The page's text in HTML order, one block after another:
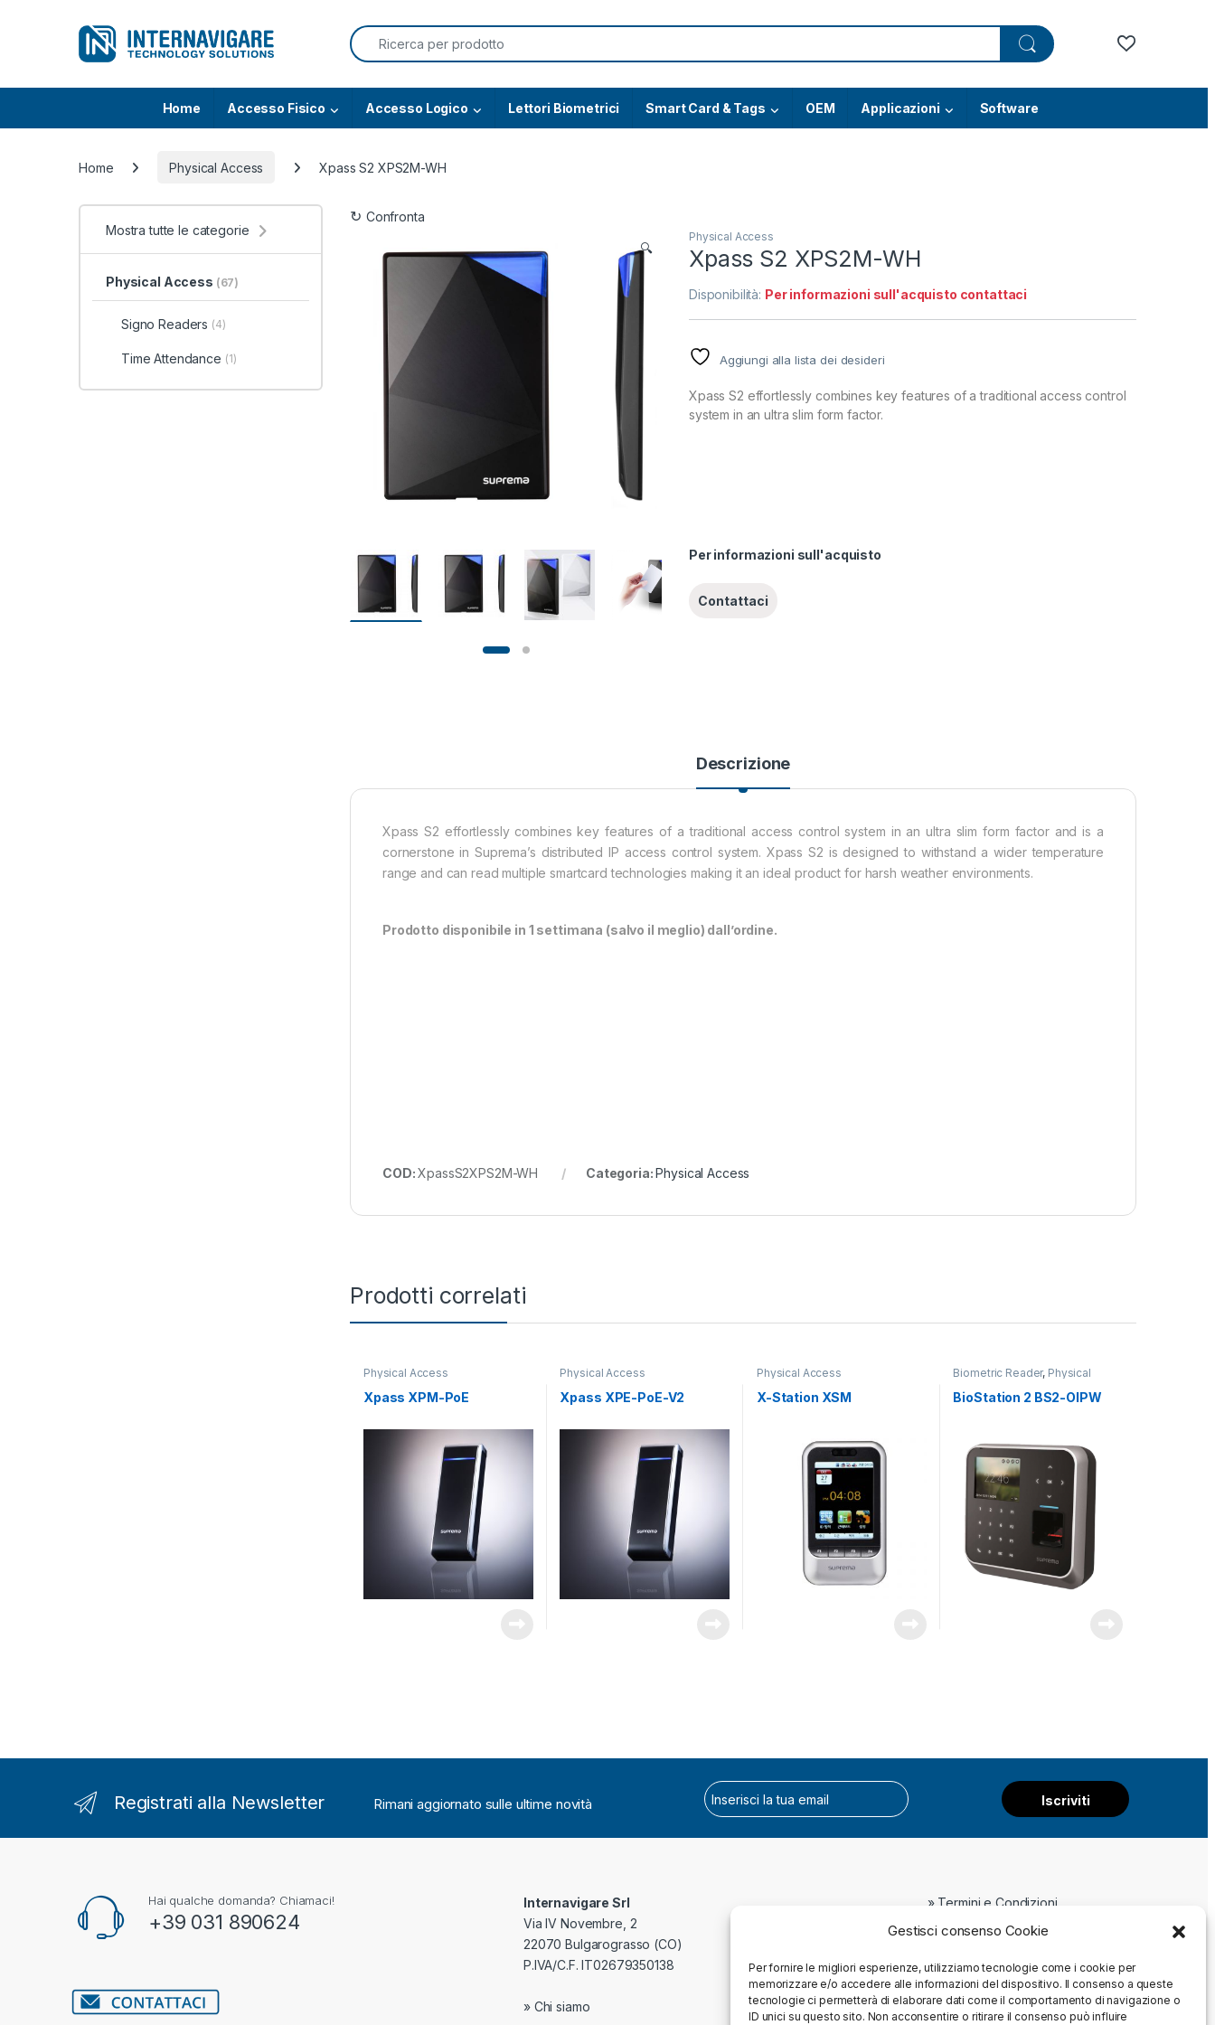
Gestisci consenso Cookie
Per fornire le migliori esperienze, utilizziamo tecnologie come i cookie per
memorizzare e/o accedere alle informazioni del dispositivo. Il consenso a queste
tecnologie ci permetterà di elaborare dati come il comportamento di navigazione o
ID unici su questo sito. Non acconsentire o ritirare il consenso può influire
Search for:
Home Accesso Fisico Accesso Logico Lettori Biometrici Smart Card & Tags OEM Applicazioni Software
Home Physical Access Xpass S2 XPS2M-WH
Confronta
🔍
Physical Access
Xpass S2 XPS2M-WH
Disponibilità: Per informazioni sull'acquisto contattaci
Aggiungi alla lista dei desideri
Xpass S2 effortlessly combines key features of a traditional access control
system in an ultra slim form factor.
Per informazioni sull'acquisto
Descrizione
Xpass S2 effortlessly combines key features of a traditional access control system in an ultra slim form factor and is a
cornerstone in Suprema’s distributed IP access control system. Xpass S2 is designed to withstand a wider temperature
range and can read multiple smartcard technologies making it an ideal product for harsh weather environments.
Prodotto disponibile in 1 settimana (salvo il meglio) dall’ordine.
COD:XpassS2XPS2M-WH Categoria:Physical Access
Prodotti correlati
Physical Access
Xpass XPM-PoE
Physical Access
Xpass XPE-PoE-V2
Physical Access
X-Station XSM
Biometric Reader, Physical
BioStation 2 BS2-OIPW
Mostra tutte le categorie
Physical Access (67)
Signo Readers (4)
Time Attendance (1)
Registrati alla Newsletter Rimani aggiornato sulle ultime novità Iscriviti
Hai qualche domanda? Chiamaci!
+39 031 890624
Internavigare Srl
Via IV Novembre, 2
22070 Bulgarograsso (CO)
P.IVA/C.F. IT02679350138
» Chi siamo
» Termini e Condizioni
» Privacy Policy